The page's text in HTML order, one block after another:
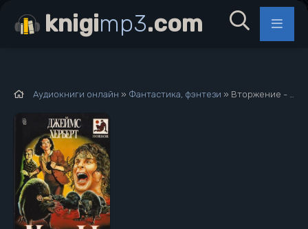
Аудиокниги онлайн » Фантастика, фэнтези » Вторжение - Герберт Джеймс
knigimp3.com